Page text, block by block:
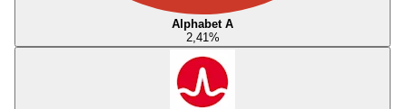
Alphabet A
2,41%